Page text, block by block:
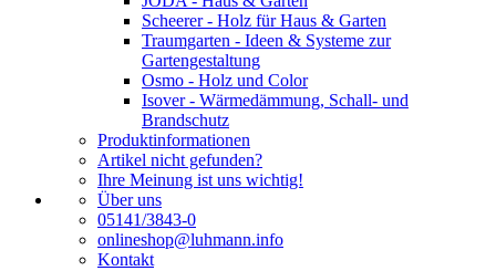
Scheerer - Holz für Haus & Garten
Traumgarten - Ideen & Systeme zur
Gartengestaltung
Osmo - Holz und Color
Isover - Wärmedämmung, Schall- und
Brandschutz
Produktinformationen
Artikel nicht gefunden?
Ihre Meinung ist uns wichtig!
Über uns
05141/3843-0
onlineshop@luhmann.info
Kontakt